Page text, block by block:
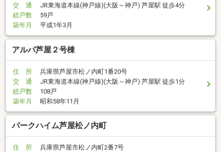
交 通
JR東海道本線(神戸線)(大阪～神戸) 芦屋駅 徒歩4分
総戸数
59戸
築年月
平成1年3月
アルパ芦屋２号棟
住 所
兵庫県芦屋市松ノ内町1番20号
交 通
JR東海道本線(神戸線)(大阪～神戸) 芦屋駅 徒歩1分
総戸数
108戸
築年月
昭和58年11月
パークハイム芦屋松ノ内町
住 所
兵庫県芦屋市松ノ内町2番7号